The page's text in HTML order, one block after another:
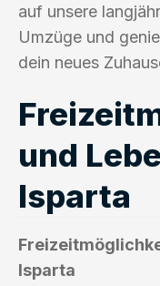
auf unsere
Umzüge und
dein neues
und
Isparta
Isparta